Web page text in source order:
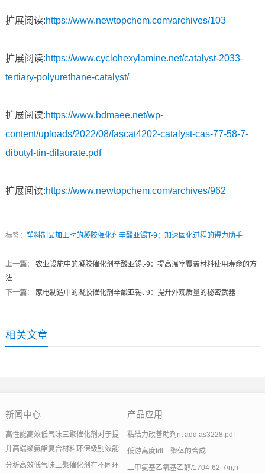
扩展阅读:https://www.newtopchem.com/archives/103
扩展阅读:https://www.cyclohexylamine.net/catalyst-2033-
tertiary-polyurethane-catalyst/
扩展阅读:https://www.bdmaee.net/wp-
content/uploads/2022/08/fascat4202-catalyst-cas-77-58-7-
dibutyl-tin-dilaurate.pdf
扩展阅读:https://www.newtopchem.com/archives/962
标签： 塑料制品加工时的凝胶催化剂辛酸亚锡T-9：加速固化过程的得力助手
上一篇： 农业设施中的凝胶催化剂辛酸亚锡t-9：提高温室覆盖材料使用寿命的方
法
下一篇： 家电制造中的凝胶催化剂辛酸亚锡t-9：提升外观质量的秘密武器
相关文章
新闻中心
高性能高效低气味三聚催化剂对于提
升高端聚氨酯复合材料环保级别效能
分析高效低气味三聚催化剂在不同环
产品应用
粘结力改善助剂nt add as3228.pdf
低游离度tdi三聚体的合成
二甲氨基乙氧基乙醇/1704-62-7/n,n-